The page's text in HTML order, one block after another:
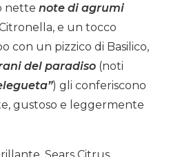
nette note di agrumi
e un tocco
con un pizzico di Basilico,
del paradiso (noti
) gli conferiscono
gustoso e leggermente
Sears Citrus